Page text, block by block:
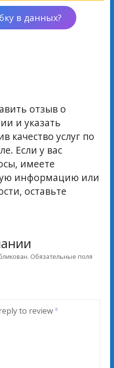
в данных?
отзыв о
и указать
качество услуг по
Если у вас
имеете
информацию или
оставьте
Обязательные поля
to review